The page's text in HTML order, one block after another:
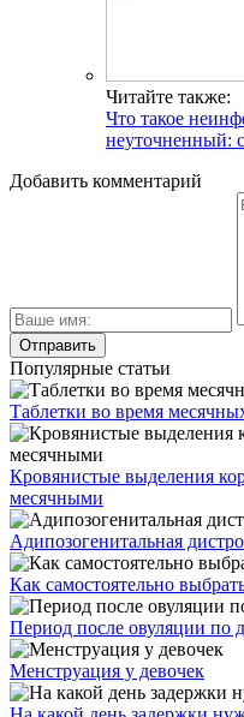
Читайте также:
Что такое
неуточненный:
Добавить комментарий
Популярные статьи
Таблетки во время
Кровянистые выделения
месячными
Адипозогенитальная
Как самостоятельно
Период после овуляции по
Менструация у девочек